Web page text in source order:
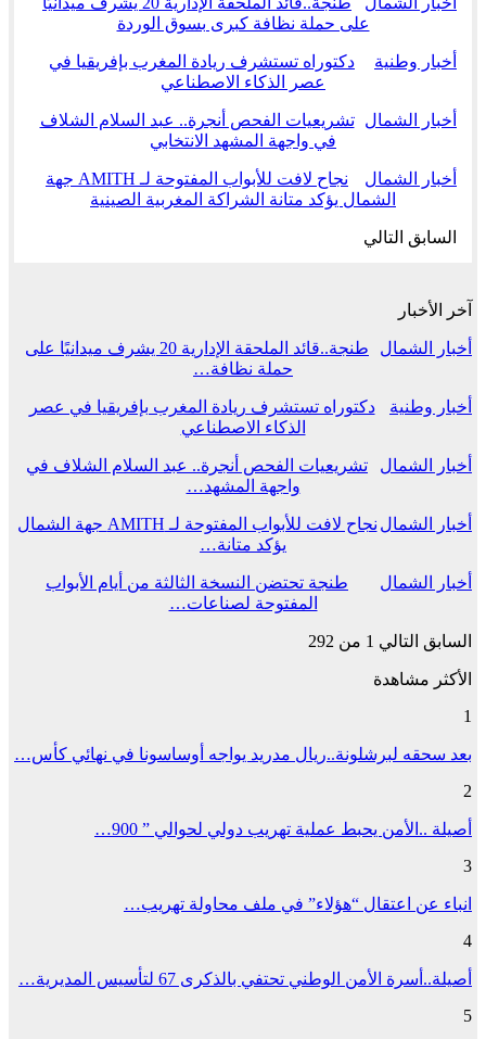
على حملة نظافة كبرى بسوق الوردة
أخبار وطنية
دكتوراه تستشرف ريادة المغرب بإفريقيا في
عصر الذكاء الاصطناعي
أخبار الشمال
تشريعيات الفحص أنجرة.. عبد السلام الشلاف
في واجهة المشهد الانتخابي
أخبار الشمال
نجاح لافت للأبواب المفتوحة لـ AMITH جهة
الشمال يؤكد متانة الشراكة المغربية الصينية
السابق التالي
آخر الأخبار
أخبار الشمال
طنجة..قائد الملحقة الإدارية 20 يشرف ميدانيًا على
حملة نظافة…
أخبار وطنية
دكتوراه تستشرف ريادة المغرب بإفريقيا في عصر
الذكاء الاصطناعي
أخبار الشمال
تشريعيات الفحص أنجرة.. عبد السلام الشلاف في
واجهة المشهد…
أخبار الشمال
نجاح لافت للأبواب المفتوحة لـ AMITH جهة الشمال
يؤكد متانة…
أخبار الشمال
طنجة تحتضن النسخة الثالثة من أيام الأبواب
المفتوحة لصناعات…
السابق التالي 1 من 292
الأكثر مشاهدة
1
بعد سحقه لبرشلونة..ريال مدريد يواجه أوساسونا في نهائي كأس…
2
أصيلة ..الأمن يحبط عملية تهريب دولي لحوالي ” 900…
3
انباء عن اعتقال “هؤلاء” في ملف محاولة تهريب…
4
أصيلة..أسرة الأمن الوطني تحتفي بالذكرى 67 لتأسيس المديرية…
5